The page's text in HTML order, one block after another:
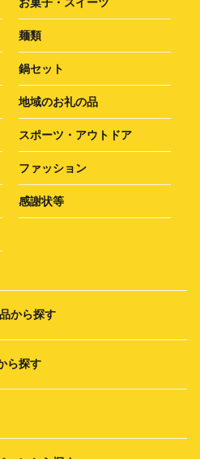
麺類
鍋セット
地域のお礼の品
スポーツ・アウトドア
ファッション
感謝状等
から探す
ら探す